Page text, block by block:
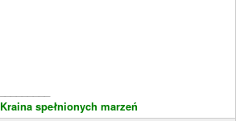
Kraina spełnionych marzeń